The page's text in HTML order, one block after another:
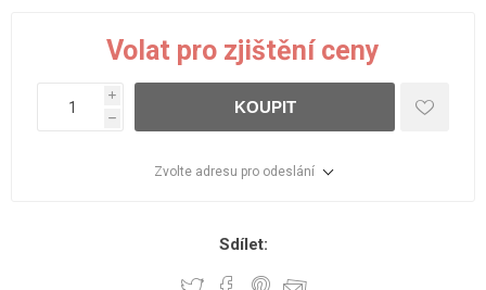
Volat pro zjištění ceny
i
h
KOUPIT
Zvolte adresu pro odeslání
Sdílet: